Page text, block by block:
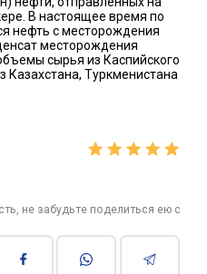
В настоящее время по
нефть с месторождения
месторождения
сырья из Каспийского
Казахстана, Туркменистана
не забудьте поделиться ею с